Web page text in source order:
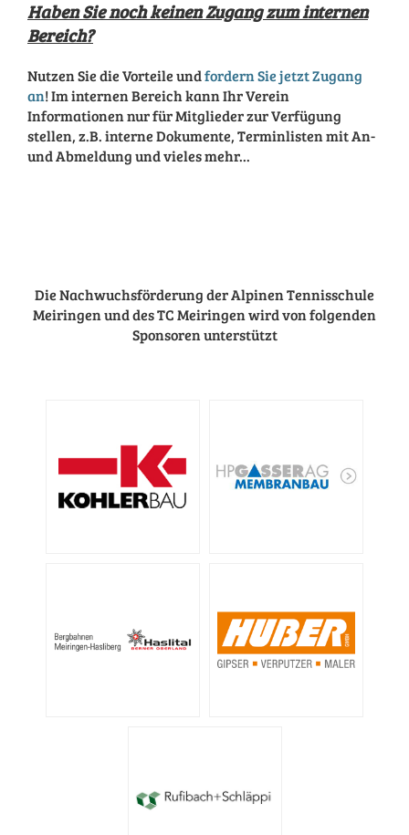
Haben Sie noch keinen Zugang zum internen
Bereich?
Nutzen Sie die Vorteile undfordern Sie jetzt Zugang
an! Im internen Bereich kann Ihr Verein
Informationen nur für Mitglieder zur Verfügung
stellen, z.B. interne Dokumente, Terminlisten mit An-
und Abmeldung und vieles mehr...
Die Nachwuchsförderung der Alpinen Tennisschule
Meiringen und des TC Meiringen wird von folgenden
Sponsoren unterstützt